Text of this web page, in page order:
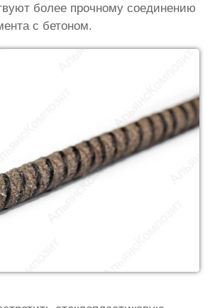
более прочному соединению
с бетоном.